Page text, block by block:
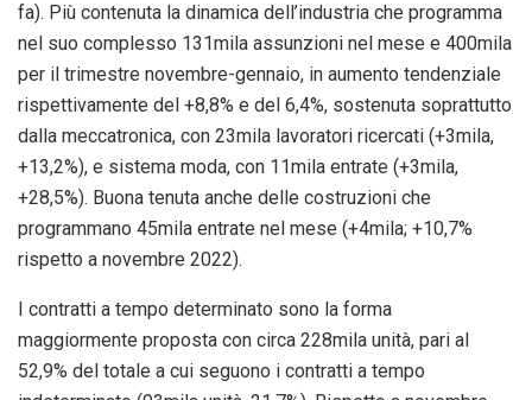
fa). Più contenuta la dinamica dell’industria che programma
nel suo complesso 131mila assunzioni nel mese e 400mila
per il trimestre novembre-gennaio, in aumento tendenziale
rispettivamente del +8,8% e del 6,4%, sostenuta soprattutto
dalla meccatronica, con 23mila lavoratori ricercati (+3mila,
+13,2%), e sistema moda, con 11mila entrate (+3mila,
+28,5%). Buona tenuta anche delle costruzioni che
programmano 45mila entrate nel mese (+4mila; +10,7%
rispetto a novembre 2022).
I contratti a tempo determinato sono la forma
maggiormente proposta con circa 228mila unità, pari al
52,9% del totale a cui seguono i contratti a tempo